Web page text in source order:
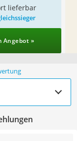
lieferbar
Angebot »